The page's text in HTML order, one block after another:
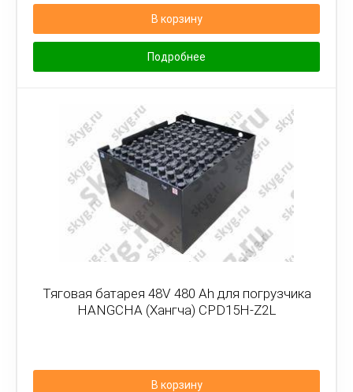
В корзину
Подробнее
Тяговая батарея 48V 480 Ah для погрузчика
HANGCHA (Хангча) CPD15H-Z2L
В корзину